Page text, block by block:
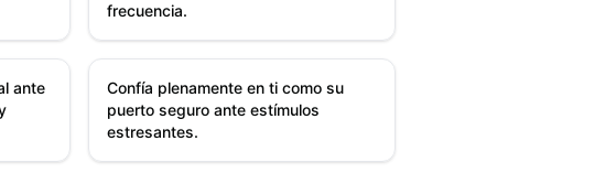
frecuencia.
ante
Confía plenamente en ti como su
puerto seguro ante estímulos
estresantes.